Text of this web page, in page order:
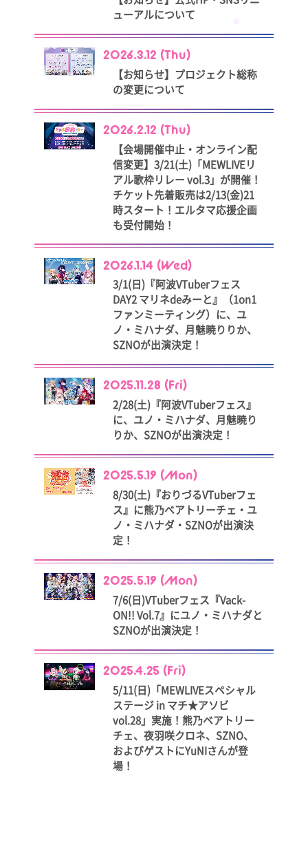
ューアルについて
2026.3.12 (Thu)
【お知らせ】プロジェクト総称
の変更について
2026.2.12 (Thu)
【会場開催中止・オンライン配
信変更】3/21(土)「MEWLIVEリ
アル歌枠リレー vol.3」が開催！
チケット先着販売は2/13(金)21
時スタート！エルタマ応援企画
も受付開始！
2026.1.14 (Wed)
3/1(日)『阿波VTuberフェス
DAY2 マリネdeみーと』（1on1
ファンミーティング）に、ユ
ノ・ミハナダ、月魅暁りりか、
SZNOが出演決定！
2025.11.28 (Fri)
2/28(土)『阿波VTuberフェス』
に、ユノ・ミハナダ、月魅暁り
りか、SZNOが出演決定！
2025.5.19 (Mon)
8/30(土)『おりづるVTuberフェ
ス』に熊乃ベアトリーチェ・ユ
ノ・ミハナダ・SZNOが出演決
定！
2025.5.19 (Mon)
7/6(日)VTuberフェス『Vack-
ON!! Vol.7』にユノ・ミハナダと
SZNOが出演決定！
2025.4.25 (Fri)
5/11(日)「MEWLIVEスペシャル
ステージ in マチ★アソビ
vol.28」実施！熊乃ベアトリー
チェ、夜羽咲クロネ、SZNO、
およびゲストにYuNIさんが登
場！